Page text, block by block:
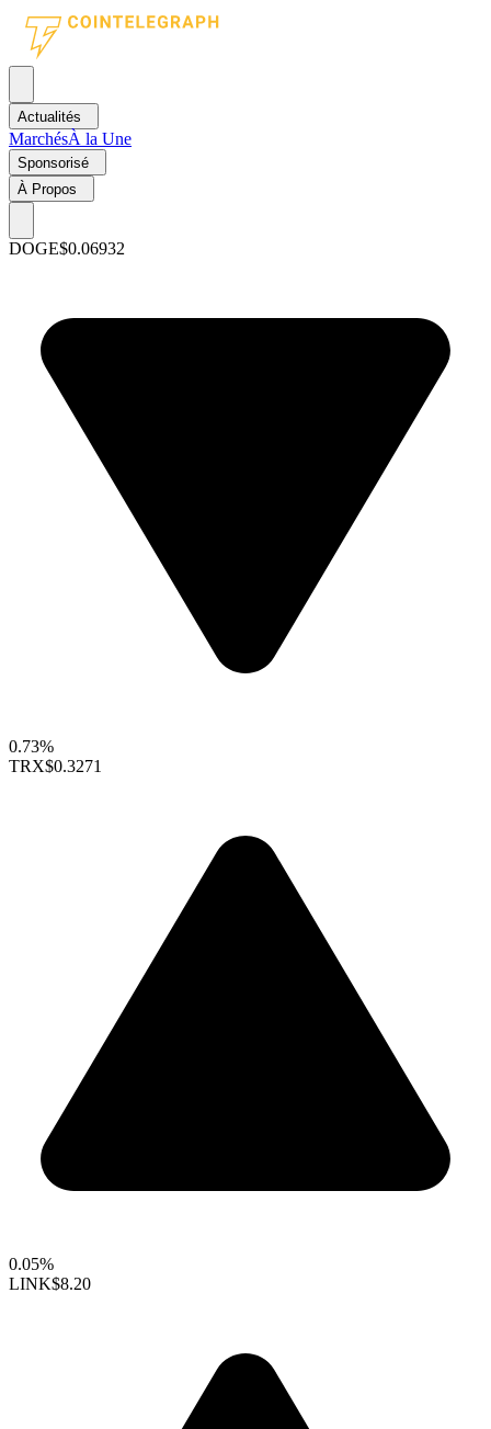
Actualités
MarchésÀ la Une
Sponsorisé
À Propos
DOGE$0.06932
0.73%
TRX$0.3271
0.05%
LINK$8.20